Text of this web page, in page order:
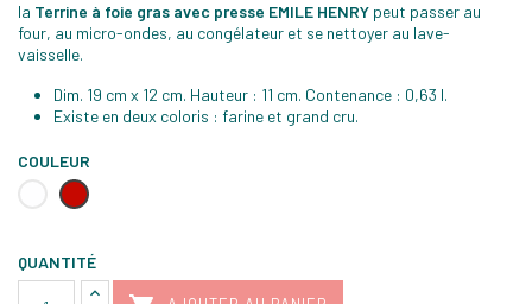
la Terrine à foie gras avec presse EMILE HENRY peut passer au
four, au micro-ondes, au congélateur et se nettoyer au lave-
vaisselle.
Dim. 19 cm x 12 cm. Hauteur : 11 cm. Contenance : 0,63 l.
Existe en deux coloris : farine et grand cru.
COULEUR
Blanc
farine
Rouge
QUANTITÉ